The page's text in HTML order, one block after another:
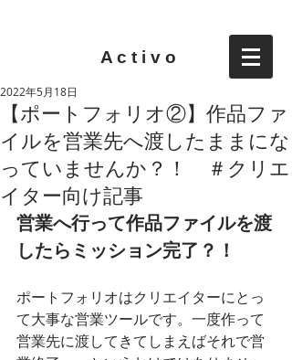
A c t i v o
【ポートフォリオ②】作品ファ
イルを営業先へ渡したままにな
っていませんか？！ ＃クリエ
イター向け記事
2022年5月18日
営業へ行って作品ファイルを渡
したらミッション完了？！
ポートフォリオはクリエイターにとっ
て大事な営業ツールです。一度作って
営業先に渡してきてしまえばそれで営